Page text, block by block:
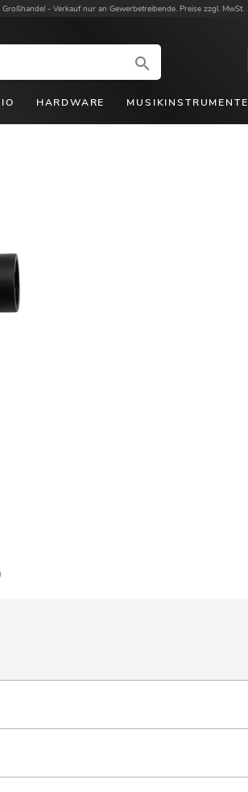
Großhandel - Verkauf nur an Gewerbetreibende. Preise zzgl. MwSt.
HARDWARE MUSIKINSTRUMENTE